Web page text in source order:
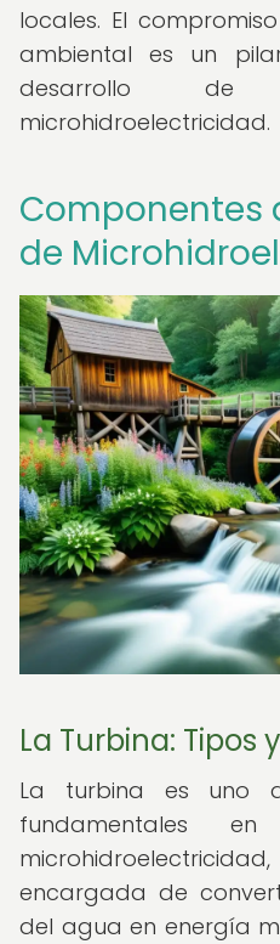
locales. El
ambiental es un
desarrollo de
microhidroelectricidad.
Componentes
de
La Turbina:
La turbina es uno
fundamentales
encargada de
del agua en energía